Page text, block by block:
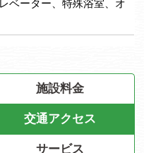
ベーター、特殊浴室、オ
施設料金
交通アクセス
サービス